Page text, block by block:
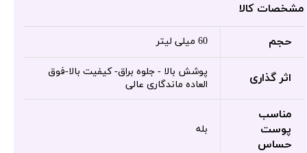
مشخصات کالا
حجم 60 میلی لیتر
اثر گذاری
پوشش بالا - جلوه براق- کیفیت بالا-فوق
العاده ماندگاری عالی
مناسب
پوست
حساس
بله